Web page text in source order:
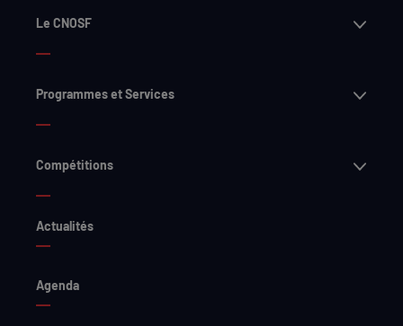
Le CNOSF
Programmes et Services
Compétitions
Actualités
Agenda